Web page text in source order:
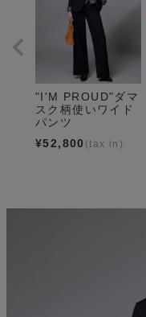
"I'M PROUD"ダマ
スク柄使いワイド
パンツ
¥52,800